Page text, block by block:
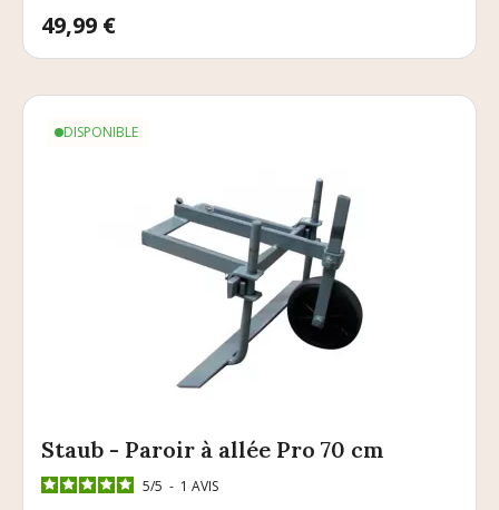
Prix
49,99 €
DISPONIBLE
Staub - Paroir à allée Pro 70 cm
5/5 - 1 AVIS